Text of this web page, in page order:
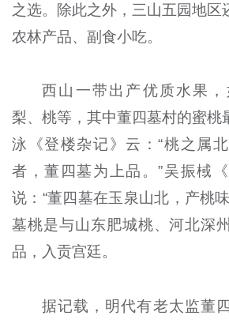
之选。除此之外，三山五园地区
农林产品、副食小吃。
西山一带出产优质水果，
梨、桃等，其中董四墓村的蜜桃
泳《登楼杂记》云：“桃之属
者，董四墓为上品。”吴振棫
说：“董四墓在玉泉山北，产桃
墓桃是与山东肥城桃、河北深
品，入贡宫廷。
据记载，明代有老太监董